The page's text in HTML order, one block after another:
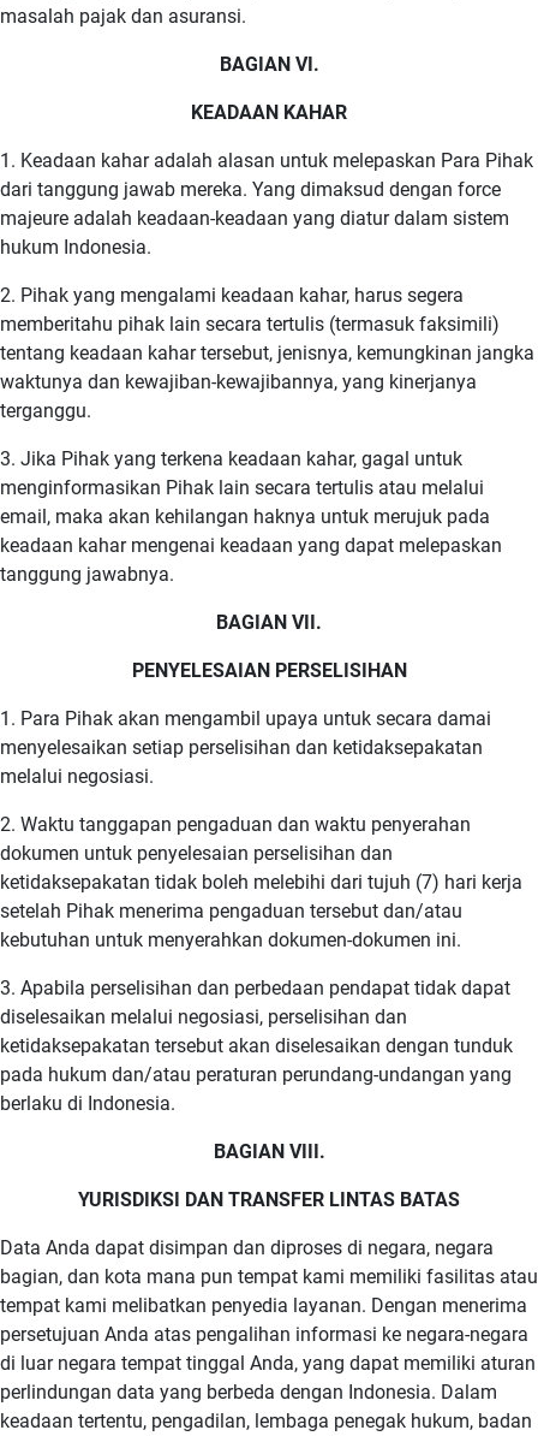
masalah pajak dan asuransi.
BAGIAN VI.
KEADAAN KAHAR
1. Keadaan kahar adalah alasan untuk melepaskan Para Pihak
dari tanggung jawab mereka. Yang dimaksud dengan force
majeure adalah keadaan-keadaan yang diatur dalam sistem
hukum Indonesia.
2. Pihak yang mengalami keadaan kahar, harus segera
memberitahu pihak lain secara tertulis (termasuk faksimili)
tentang keadaan kahar tersebut, jenisnya, kemungkinan jangka
waktunya dan kewajiban-kewajibannya, yang kinerjanya
terganggu.
3. Jika Pihak yang terkena keadaan kahar, gagal untuk
menginformasikan Pihak lain secara tertulis atau melalui
email, maka akan kehilangan haknya untuk merujuk pada
keadaan kahar mengenai keadaan yang dapat melepaskan
tanggung jawabnya.
BAGIAN VII.
PENYELESAIAN PERSELISIHAN
1. Para Pihak akan mengambil upaya untuk secara damai
menyelesaikan setiap perselisihan dan ketidaksepakatan
melalui negosiasi.
2. Waktu tanggapan pengaduan dan waktu penyerahan
dokumen untuk penyelesaian perselisihan dan
ketidaksepakatan tidak boleh melebihi dari tujuh (7) hari kerja
setelah Pihak menerima pengaduan tersebut dan/atau
kebutuhan untuk menyerahkan dokumen-dokumen ini.
3. Apabila perselisihan dan perbedaan pendapat tidak dapat
diselesaikan melalui negosiasi, perselisihan dan
ketidaksepakatan tersebut akan diselesaikan dengan tunduk
pada hukum dan/atau peraturan perundang-undangan yang
berlaku di Indonesia.
BAGIAN VIII.
YURISDIKSI DAN TRANSFER LINTAS BATAS
Data Anda dapat disimpan dan diproses di negara, negara
bagian, dan kota mana pun tempat kami memiliki fasilitas atau
tempat kami melibatkan penyedia layanan. Dengan menerima
persetujuan Anda atas pengalihan informasi ke negara-negara
di luar negara tempat tinggal Anda, yang dapat memiliki aturan
perlindungan data yang berbeda dengan Indonesia. Dalam
keadaan tertentu, pengadilan, lembaga penegak hukum, badan